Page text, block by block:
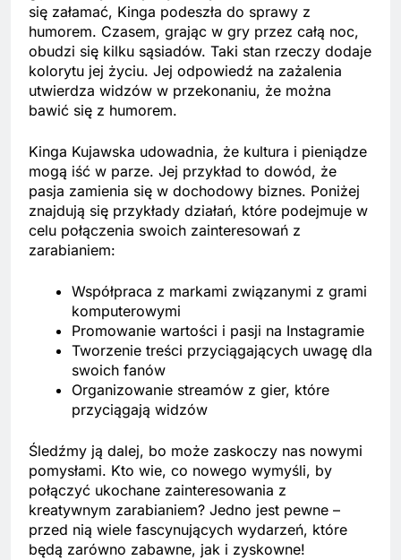
się załamać, Kinga podeszła do sprawy z
humorem. Czasem, grając w gry przez całą noc,
obudzi się kilku sąsiadów. Taki stan rzeczy dodaje
kolorytu jej życiu. Jej odpowiedź na zażalenia
utwierdza widzów w przekonaniu, że można
bawić się z humorem.
Kinga Kujawska udowadnia, że kultura i pieniądze
mogą iść w parze. Jej przykład to dowód, że
pasja zamienia się w dochodowy biznes. Poniżej
znajdują się przykłady działań, które podejmuje w
celu połączenia swoich zainteresowań z
zarabianiem:
Współpraca z markami związanymi z grami
komputerowymi
Promowanie wartości i pasji na Instagramie
Tworzenie treści przyciągających uwagę dla
swoich fanów
Organizowanie streamów z gier, które
przyciągają widzów
Śledźmy ją dalej, bo może zaskoczy nas nowymi
pomysłami. Kto wie, co nowego wymyśli, by
połączyć ukochane zainteresowania z
kreatywnym zarabianiem? Jedno jest pewne –
przed nią wiele fascynujących wydarzeń, które
będą zarówno zabawne, jak i zyskowne!